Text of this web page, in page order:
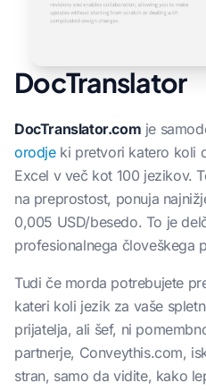
DocTranslator
DocTranslator.com je
orodjeki pretvori katero koli
Excel v več kot 100 jezikov.
na preprostost, ponuja
0,005 USD/besedo. To je
profesionalnega človeškega
Tudi če morda potrebujete
kateri koli jezik za vaše
prijatelja, ali šef, ni
partnerje, Conveythis.com,
stran, samo da vidite, kako